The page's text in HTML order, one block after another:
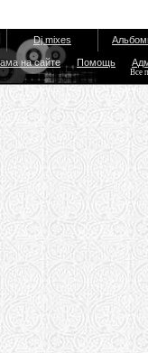
Dj mixes
на сайте Помощь
Все